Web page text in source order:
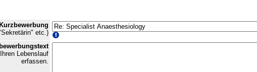
etc.)
Lebenslauf
erfassen.